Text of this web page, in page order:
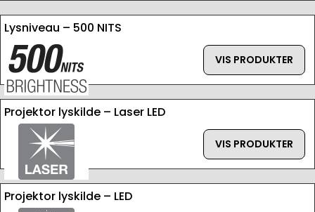
Lysniveau – 500 NITS
VIS PRODUKTER
Projektor lyskilde – Laser LED
VIS PRODUKTER
Projektor lyskilde – LED